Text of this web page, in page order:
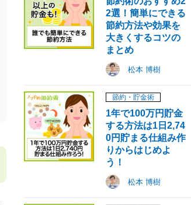
2選！簡単にできる
節約方法や効果を
大きくするコツの
まとめ
松本 博樹
節約・貯金術
1年で100万円貯金
する方法は1日2,74
0円貯まる仕組み作
りからはじめよ
う！
松本 博樹